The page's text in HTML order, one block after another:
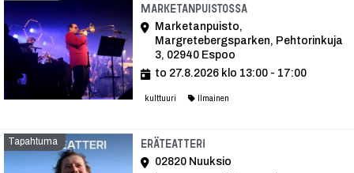
Marketanpuistossa
Marketanpuisto,
Margretebergsparken, Pehtorinkuja
3, 02940 Espoo
to 27.8.2026 klo 13:00 - 17:00
kulttuuri Ilmainen
Tapahtuma ERÄTEATTERI
02820 Nuuksio